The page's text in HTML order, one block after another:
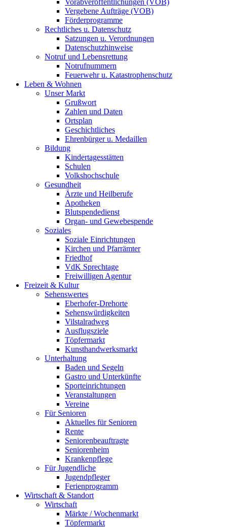
Vorabveröffentlichungen (VOB)
Vergebene Aufträge (VOB)
Förderprogramme
Rechtliches u. Datenschutz
Satzungen u. Verordnungen
Datenschutzhinweise
Notruf und Lebensrettung
Notrufnummern
Feuerwehr u. Katastrophenschutz
Leben & Wohnen
Unser Markt
Grußwort
Zahlen und Daten
Ortsplan
Geschichtliches
Ehrenbürger u. Medaillen
Bildung
Kindertagesstätten
Schulen
Volkshochschule
Gesundheit
Ärzte und Heilberufe
Apotheken
Blutspendedienst
Organ- und Gewebespende
Soziales
Soziale Einrichtungen
Kirchen und Pfarrämter
Friedhof
VdK Sprechtage
Freiwilligen Agentur
Freizeit & Kultur
Sehenswertes
Eberhofer-Drehorte
Sehenswürdigkeiten
Vilstalradweg
Ausflugsziele
Töpfermarkt
Kunsthandwerksmarkt
Unterhaltung
Baden und Segeln
Gastro und Unterkünfte
Sporteinrichtungen
Veranstaltungen
Vereine
Für Senioren
Aktuelles für Senioren
Rente
Seniorenbeauftragte
Seniorenheim
Krankenpflege
Für Jugendliche
Jugendpfleger
Ferienprogramm
Wirtschaft & Standort
Wirtschaft
Märkte / Wochenmarkt
Töpfermarkt